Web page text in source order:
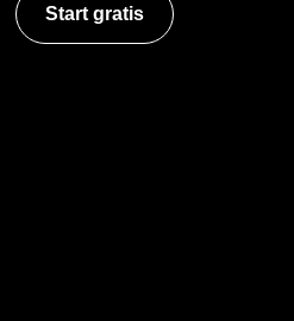
Start gratis